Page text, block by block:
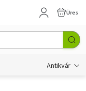
Üres
Antikvár